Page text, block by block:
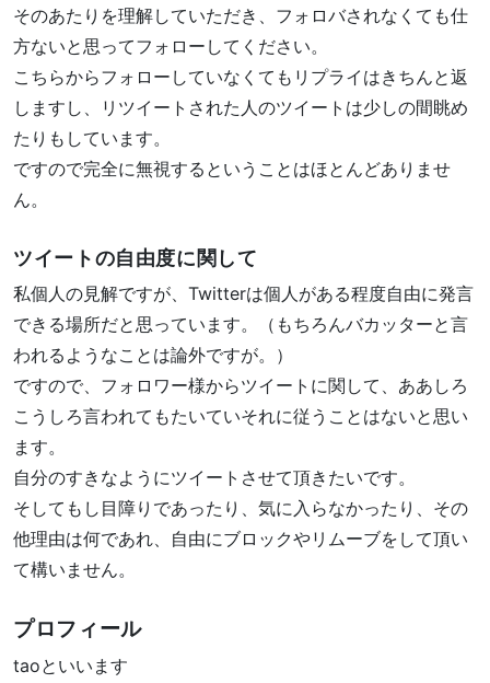
そのあたりを理解していただき、フォロバされなくても仕
方ないと思ってフォローしてください。
こちらからフォローしていなくてもリプライはきちんと返
しますし、リツイートされた人のツイートは少しの間眺め
たりもしています。
ですので完全に無視するということはほとんどありませ
ん。
ツイートの自由度に関して
私個人の見解ですが、Twitterは個人がある程度自由に発言
できる場所だと思っています。（もちろんバカッターと言
われるようなことは論外ですが。）
ですので、フォロワー様からツイートに関して、ああしろ
こうしろ言われてもたいていそれに従うことはないと思い
ます。
自分のすきなようにツイートさせて頂きたいです。
そしてもし目障りであったり、気に入らなかったり、その
他理由は何であれ、自由にブロックやリムーブをして頂い
て構いません。
プロフィール
taoといいます